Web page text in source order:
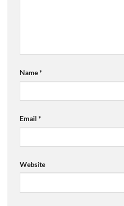
Name*
Email *
Website